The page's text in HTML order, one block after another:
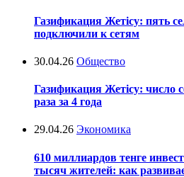
Газификация Жетісу: пять
подключили к сетям
30.04.26 Общество
Газификация Жетісу: число
раза за 4 года
29.04.26 Экономика
610 миллиардов тенге
тысяч жителей: как